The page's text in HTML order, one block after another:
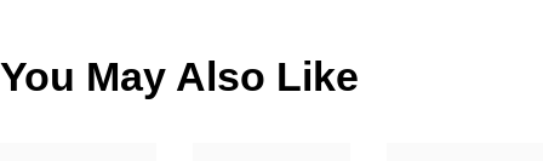
You May Also Like